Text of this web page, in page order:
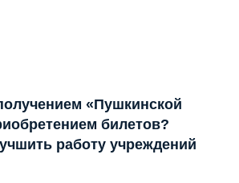
«Пушкинской
билетов?
работу учреждений